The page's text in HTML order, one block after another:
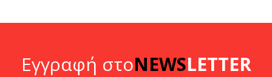
Εγγραφή στοNEWSLETTER